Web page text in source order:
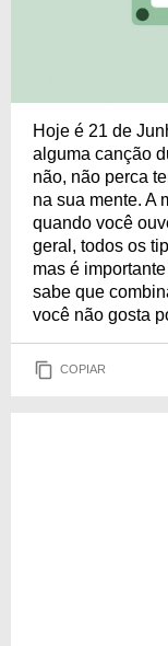
Hoje é 21 de
alguma canção
não, não perca
na sua mente. A
quando você
geral, todos os
mas é
sabe que
você não gosta
COPIAR